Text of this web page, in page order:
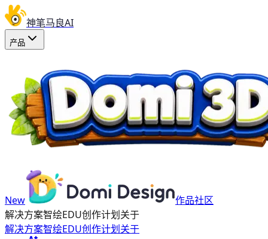
神笔马良AI
产品
New
作品社区
解决方案智绘EDU创作计划关于
解决方案智绘EDU创作计划关于